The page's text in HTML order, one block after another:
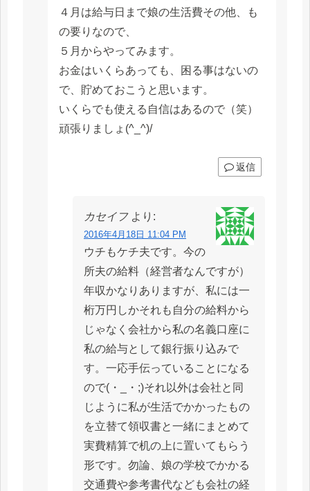
４月は給与日まで娘の生活費その他、も
の要りなので、
５月からやってみます。
お金はいくらあっても、困る事はないの
で、貯めておこうと思います。
いくらでも使える自信はあるので（笑）
頑張りましょ(^_^)/
返信
カセイフ より:
2016年4月18日 11:04 PM
ウチもケチ夫です。今の
所夫の給料（経営者なんですが）
年収かなりありますが、私には一
桁万円しかそれも自分の給料から
じゃなく会社から私の名義口座に
私の給与として銀行振り込みで
す。一応手伝っていることになる
ので(・_・;)それ以外は会社と同
じように私が生活でかかったもの
を立替て領収書と一緒にまとめて
実費精算で机の上に置いてもらう
形です。勿論、娘の学校でかかる
交通費や参考書代なども会社の経